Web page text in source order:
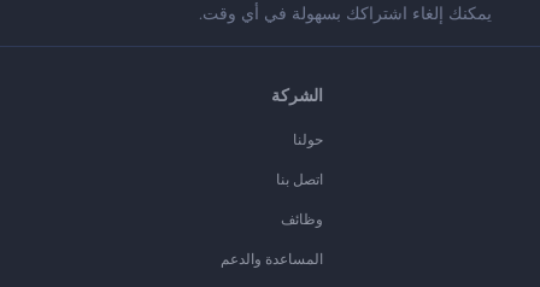
يمكنك إلغاء اشتراكك بسهولة في أي وقت.
الشركة
حولنا
اتصل بنا
وظائف
المساعدة والدعم